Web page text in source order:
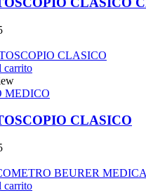
carrito
MEDICO
CLASICO
carrito